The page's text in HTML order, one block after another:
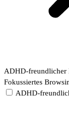
ADHD-freundlicher
Fokussiertes
ADHD-